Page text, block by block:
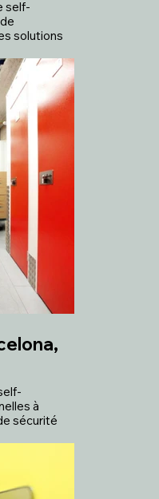
self-
solutions
et
à
sécurité